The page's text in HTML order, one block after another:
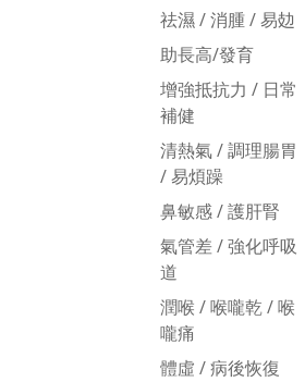
祛濕 / 消腫 / 易攰
助長高/發育
增強抵抗力 / 日常
補健
清熱氣 / 調理腸胃
/ 易煩躁
鼻敏感 / 護肝腎
氣管差 / 強化呼吸
道
潤喉 / 喉嚨乾 / 喉
嚨痛
體虛 / 病後恢復